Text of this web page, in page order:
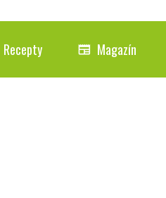
Recepty newspaper Magazín